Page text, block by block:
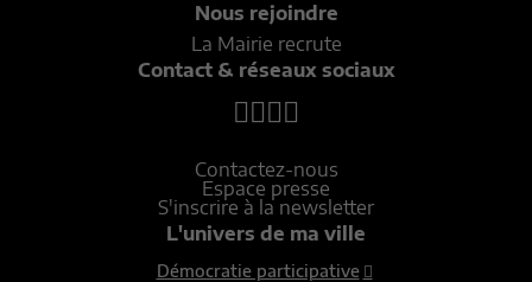
Nous rejoindre
La Mairie recrute
Contact & réseaux sociaux
Contactez-nous
Espace presse
S'inscrire à la newsletter
L'univers de ma ville
Démocratie participative